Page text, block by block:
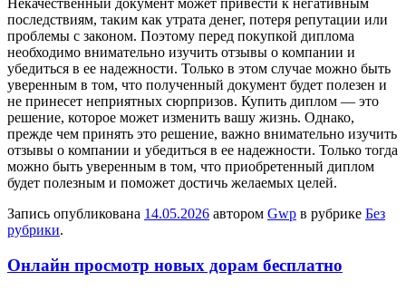
Некачественный документ может привести к негативным
последствиям, таким как утрата денег, потеря репутации или
проблемы с законом. Поэтому перед покупкой диплома
необходимо внимательно изучить отзывы о компании и
убедиться в ее надежности. Только в этом случае можно быть
уверенным в том, что полученный документ будет полезен и
не принесет неприятных сюрпризов. Купить диплом — это
решение, которое может изменить вашу жизнь. Однако,
прежде чем принять это решение, важно внимательно изучить
отзывы о компании и убедиться в ее надежности. Только тогда
можно быть уверенным в том, что приобретенный диплом
будет полезным и поможет достичь желаемых целей.
Запись опубликована 14.05.2026 автором Gwp в рубрике Без
рубрики.
Онлайн просмотр новых дорам бесплатно